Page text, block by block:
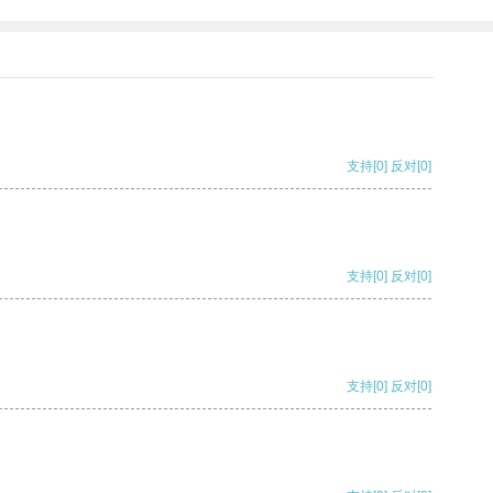
支持[0] 反对[0]
支持[0] 反对[0]
支持[0] 反对[0]